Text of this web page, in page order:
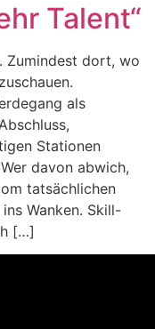
Talent“
Zumindest dort, wo
als
Stationen
davon abwich,
tatsächlichen
Wanken. Skill-
[…]